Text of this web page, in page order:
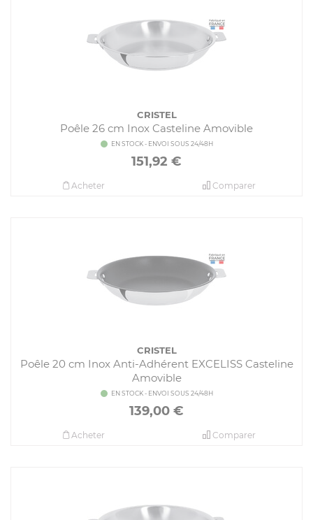
CRISTEL
Poêle 26 cm Inox Casteline Amovible
EN STOCK - ENVOI SOUS 24/48H
151,92 €
Comparer
Acheter
CRISTEL
Poêle 20 cm Inox Anti-Adhérent EXCELISS Casteline
Amovible
EN STOCK - ENVOI SOUS 24/48H
139,00 €
Comparer
Acheter